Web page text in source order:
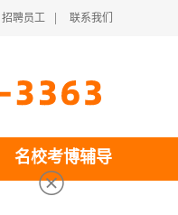
招聘员工 联系我们
名校考博辅导